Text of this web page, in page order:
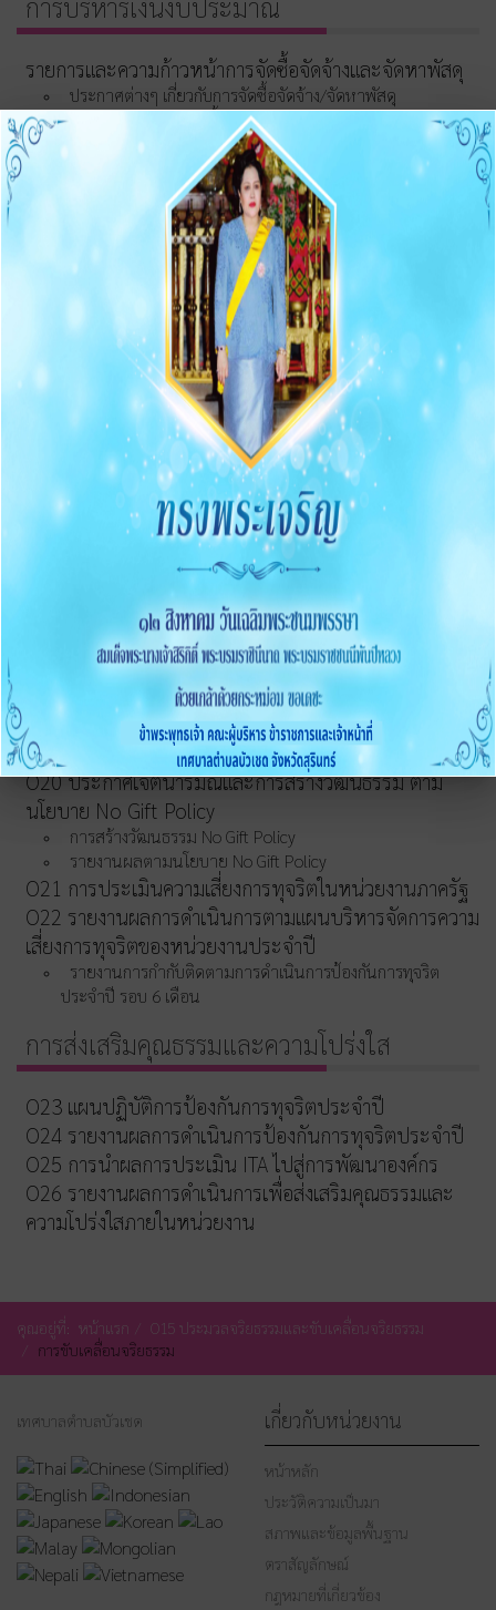
รายการและความก้าวหน้าการจัดซื้อจัดจ้างและจัดหาพัสดุ
ประกาศต่างๆ เกี่ยวกับการจัดซื้อจัดจ้าง/จัดหาพัสดุ
ความก้าวหน้าการจัดซื้อจัดจ้าง/จัดหาพัสดุ
O11 สรุปผลการจัดซื้อจัดจ้าง/จัดหาพัสดุรายเดือน
O12 รายงานสรุปผลการจัดซื้อจัดจ้าง/จัดหาพัสดุประจำปี
การบริหารและพัฒนาทรัพยากรบุคคล
O13 แผนบริหารและพัฒนาทรัพยากรบุคคล
การดำเนินการตามนโยบายบริหารทรัพยากรบุคคล
หลักเกณฑ์การบริหารและพัฒนาทรัพยากรบุคคล
O14 รายงานผลการบริหารและทรัพยากรบุคคลประจำปี
2568
O15 ประมวลจริยธรรมและขับเคลื่อนจริยธรรม
การขับเคลื่อนจริยธรรม
การส่งเสริมความโปร่งใส
O16 แนวปฏิบัติการจัดการเรื่องร้องเรียนการทุจริตและ
O17 ช่องทางแจ้งเรื่องร้องเรียนการทุจริต
O18 ข้อมูลสถิติเรื่องร้องเรียนการทุจริตประจำปี
O19 การเปิดโอกาสให้มีส่วนร่วม
การดำเนินการเพื่อป้องกันการทุจริต
O20 ประกาศเจตนารมณ์และการสร้างวัฒนธรรม ตาม
นโยบาย No Gift Policy
การสร้างวัฒนธรรม No Gift Policy
รายงานผลตามนโยบาย No Gift Policy
O21 การประเมินความเสี่ยงการทุจริตในหน่วยงานภาครัฐ
O22 รายงานผลการดำเนินการตามแผนบริหารจัดการความ
เสี่ยงการทุจริตของหน่วยงานประจำปี
รายงานการกำกับติดตามการดำเนินการป้องกันการทุจริต
ประจำปี รอบ 6 เดือน
การส่งเสริมคุณธรรมและความโปร่งใส
O23 แผนปฏิบัติการป้องกันการทุจริตประจำปี
O24 รายงานผลการดำเนินการป้องกันการทุจริตประจำปี
O25 การนำผลการประเมิน ITA ไปสู่การพัฒนาองค์กร
O26 รายงานผลการดำเนินการเพื่อส่งเสริมคุณธรรมและ
ความโปร่งใสภายในหน่วยงาน
คุณอยู่ที่: หน้าแรก
O15 ประมวลจริยธรรมและขับเคลื่อนจริยธรรม
การขับเคลื่อนจริยธรรม
เทศบาลตำบลบัวเชด เกี่ยวกับหน่วยงาน
หน้าหลัก
ประวัติความเป็นมา
สภาพและข้อมูลพื้นฐาน
ตราสัญลักษณ์
กฎหมายที่เกี่ยวข้อง